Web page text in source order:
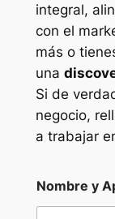
integral,
con el
más o
una
Si de
negocio,
a trabajar
Nombre y